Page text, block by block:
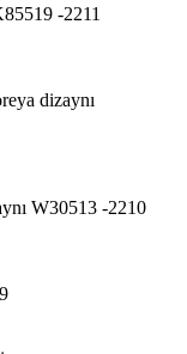
-2211
dizaynı
W30513 -2210